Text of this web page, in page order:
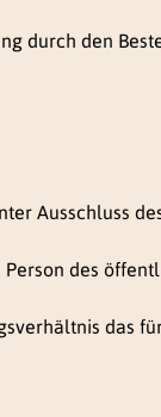
durch den
Ausschluss
des
das